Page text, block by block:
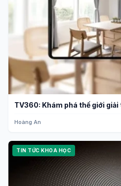
TV360: Khám phá thế giới
Hoàng An
TIN TỨC KHOA HỌC